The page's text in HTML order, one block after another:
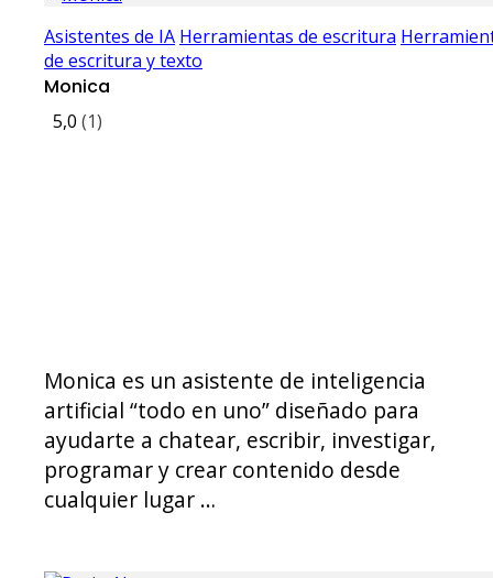
Asistentes de IA Herramientas de escritura
de escritura y texto
Monica
5,0 (1)
Monica es un asistente de inteligencia
artificial “todo en uno” diseñado para
ayudarte a chatear, escribir, investigar,
programar y crear contenido desde
cualquier lugar …